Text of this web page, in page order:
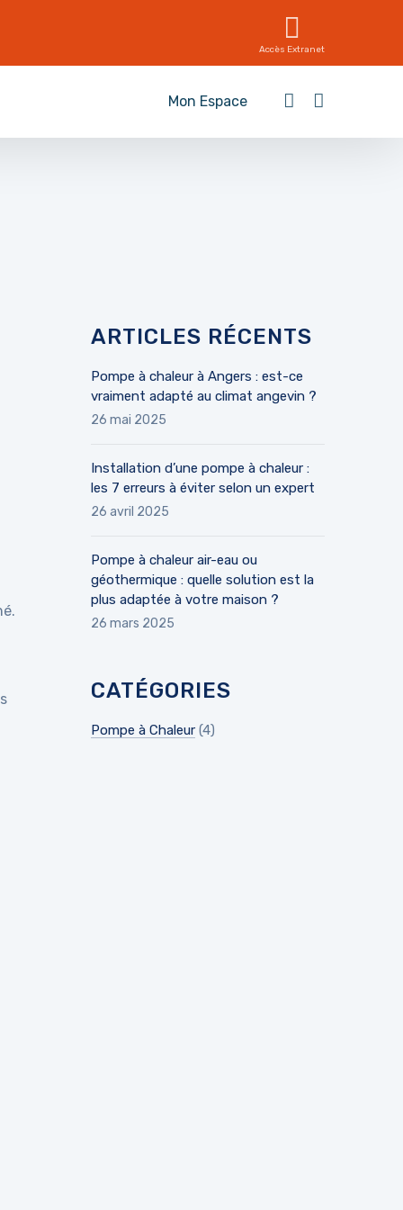
Accès Extranet
Mon Espace
ARTICLES RÉCENTS
Pompe à chaleur à Angers : est-ce
vraiment adapté au climat angevin ?
26 mai 2025
Installation d’une pompe à chaleur :
les 7 erreurs à éviter selon un expert
26 avril 2025
Pompe à chaleur air-eau ou
géothermique : quelle solution est la
plus adaptée à votre maison ?
26 mars 2025
CATÉGORIES
Pompe à Chaleur (4)